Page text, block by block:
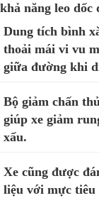
khả năng leo dốc
Dung tích bình
thoải mái vi vu
giữa đường khi
Bộ giảm chấn
giúp xe giảm
xấu.
Xe cũng được
liệu với mực tiêu